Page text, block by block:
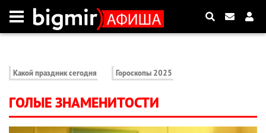
Какой праздник сегодня Гороскопы 2025
ГОЛЫЕ ЗНАМЕНИТОСТИ